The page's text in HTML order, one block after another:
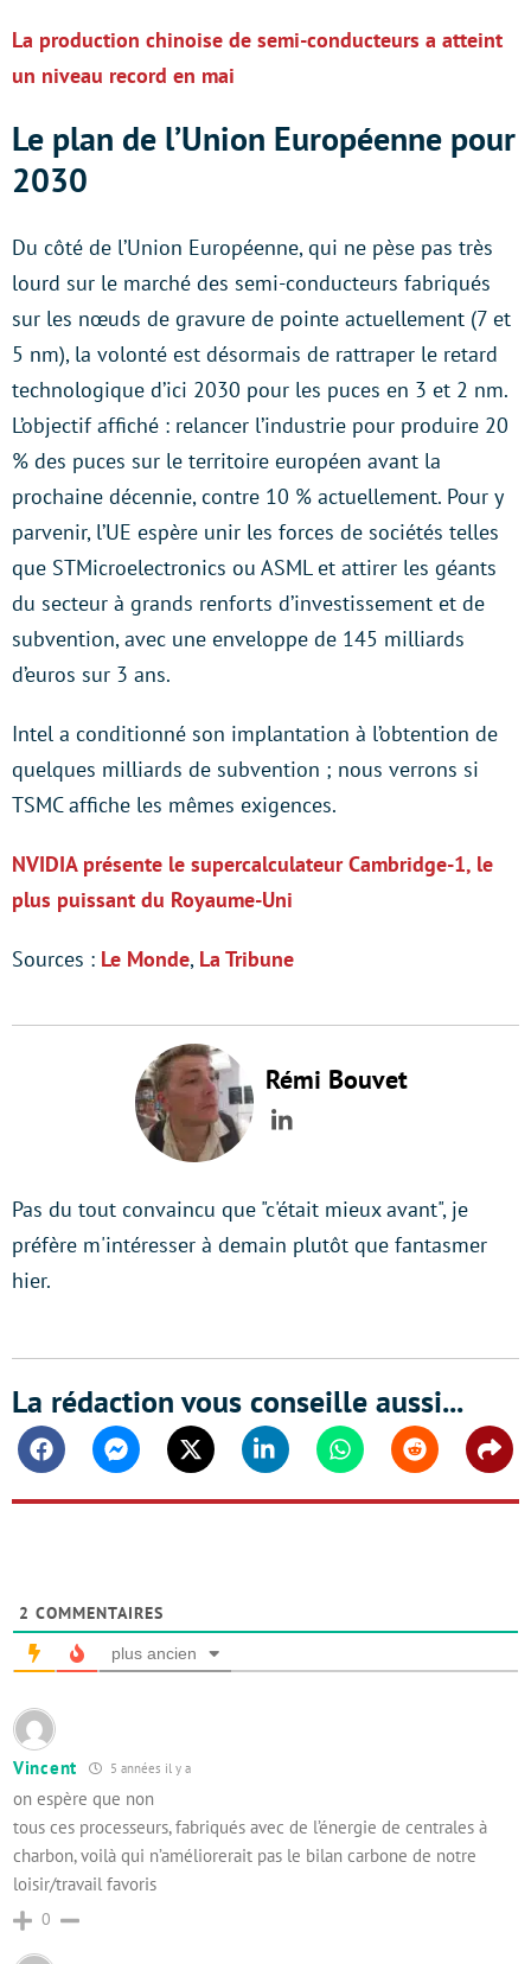
La production chinoise de semi-conducteurs a atteint
un niveau record en mai
Le plan de l’Union Européenne pour
2030
Du côté de l’Union Européenne, qui ne pèse pas très
lourd sur le marché des semi-conducteurs fabriqués
sur les nœuds de gravure de pointe actuellement (7 et
5 nm), la volonté est désormais de rattraper le retard
technologique d’ici 2030 pour les puces en 3 et 2 nm.
L’objectif affiché : relancer l’industrie pour produire 20
% des puces sur le territoire européen avant la
prochaine décennie, contre 10 % actuellement. Pour y
parvenir, l’UE espère unir les forces de sociétés telles
que STMicroelectronics ou ASML et attirer les géants
du secteur à grands renforts d’investissement et de
subvention, avec une enveloppe de 145 milliards
d’euros sur 3 ans.
Intel a conditionné son implantation à l’obtention de
quelques milliards de subvention ; nous verrons si
TSMC affiche les mêmes exigences.
NVIDIA présente le supercalculateur Cambridge-1, le
plus puissant du Royaume-Uni
Sources : Le Monde, La Tribune
Rémi Bouvet
LinkedIn
Pas du tout convaincu que "c'était mieux avant", je
préfère m'intéresser à demain plutôt que fantasmer
hier.
La rédaction vous conseille aussi...
FacebookMessengerTwitter Linkedin WhatsappReddit
2 COMMENTAIRES
plus ancien
Vincent 5 années il y a
on espère que non
tous ces processeurs, fabriqués avec de l’énergie de centrales à
charbon, voilà qui n’améliorerait pas le bilan carbone de notre
loisir/travail favoris
0